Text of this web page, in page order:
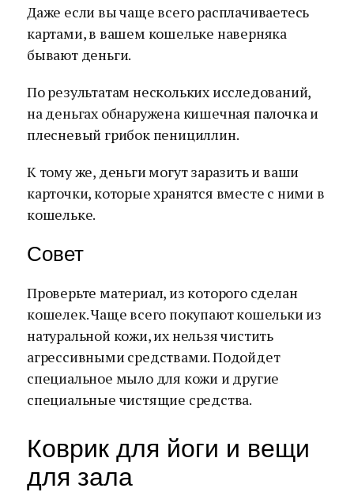
Даже если вы чаще всего расплачиваетесь
картами, в вашем кошельке наверняка
бывают деньги.
По результатам нескольких исследований,
на деньгах обнаружена кишечная палочка и
плесневый грибок пенициллин.
К тому же, деньги могут заразить и ваши
карточки, которые хранятся вместе с ними в
кошельке.
Совет
Проверьте материал, из которого сделан
кошелек. Чаще всего покупают кошельки из
натуральной кожи, их нельзя чистить
агрессивными средствами. Подойдет
специальное мыло для кожи и другие
специальные чистящие средства.
Коврик для йоги и вещи
для зала